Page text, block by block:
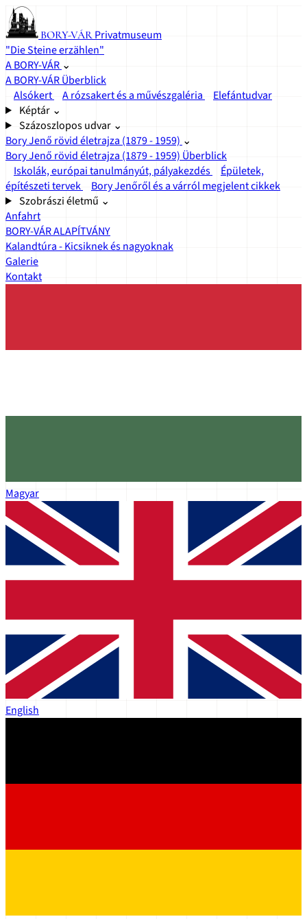
BORY-VÁR Privatmuseum
"Die Steine erzählen"
A BORY-VÁR ⌄
A BORY-VÁR Überblick
Alsókert
A rózsakert és a művészgaléria
Elefántudvar
Képtár ⌄
Százoszlopos udvar ⌄
Bory Jenő rövid életrajza (1879 - 1959) ⌄
Bory Jenő rövid életrajza (1879 - 1959) Überblick
Iskolák, európai tanulmányút, pályakezdés
Épületek,
építészeti tervek
Bory Jenőről és a várról megjelent cikkek
Szobrászi életmű ⌄
Anfahrt
BORY-VÁR ALAPÍTVÁNY
Kalandtúra - Kicsiknek és nagyoknak
Galerie
Kontakt
Magyar
English